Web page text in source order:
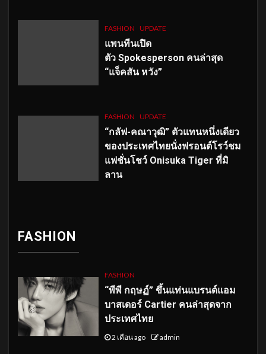
FASHION UPDATE
แพนทีนเปิด
ตัว Spokesperson คนล่าสุด
“แจ็คสัน หวัง”
FASHION UPDATE
“กลัฟ-คณาวุฒิ” ตัวแทนหนึ่งเดียว
ของประเทศไทยนั่งฟรอนต์โรว์ชม
แฟชั่นโชว์ Onisuka Tiger ที่มิ
ลาน
FASHION
FASHION
“พีพี กฤษฏ์” ขึ้นแท่นแบรนด์แอม
บาสเดอร์ Cartier คนล่าสุดจาก
ประเทศไทย
2 เดือน ago admin